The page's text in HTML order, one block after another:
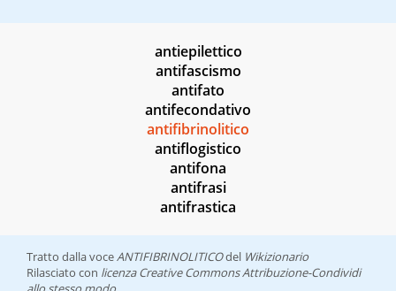
antiepilettico
antifascismo
antifato
antifecondativo
antifibrinolitico
antiflogistico
antifona
antifrasi
antifrastica
Tratto dalla voceANTIFIBRINOLITICOdel Wikizionario
Rilasciato con licenza Creative Commons Attribuzione-Condividi